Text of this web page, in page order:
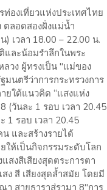
ท่องเที่ยวแห่งประเทศไทย
ตลอดสองฝั่งแม่น้ำ
เวลา 18.00 – 22.00 น.
และน้อมรำลึกในพระ
วง ผู้ทรงเป็น "แม่ของ
นตรีว่าการกระทรวงการ
ยใต้แนวคิด “แสงแห่ง
(วันละ 1 รอบ เวลา 20.45
1 รอบ เวลา 20.45
และสร้างรายได้
ให้เป็นกิจกรรมระดับโลก
สงสีเสียงสุดตระการตา
ง สี เสียงสุดล้ำสมัย โดยมี